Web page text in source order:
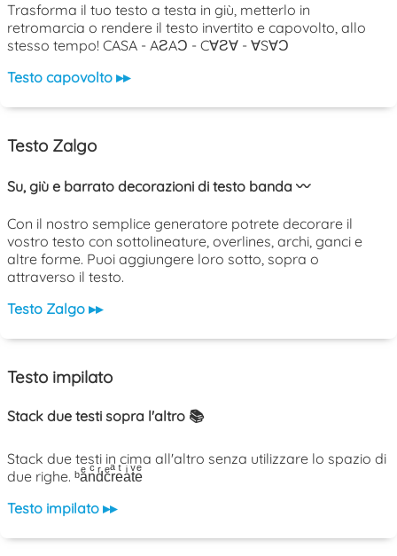
Trasforma il tuo testo a testa in giù, metterlo in
retromarcia o rendere il testo invertito e capovolto, allo
stesso tempo! CASA - AƧAƆ - C∀Ƨ∀ - ∀S∀Ɔ
Testo capovolto ▸▸
Testo Zalgo
Su, giù e barrato decorazioni di testo banda 〰️
Con il nostro semplice generatore potrete decorare il
vostro testo con sottolineature, overlines, archi, ganci e
altre forme. Puoi aggiungere loro sotto, sopra o
attraverso il testo.
Testo Zalgo ▸▸
Testo impilato
Stack due testi sopra l'altro 📚
Stack due testi in cima all'altro senza utilizzare lo spazio di
due righe. ᵇaͤnͨdͬcͤrͣeͭaͥtͮeͤ
Testo impilato ▸▸